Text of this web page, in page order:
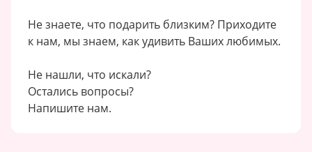
Не знаете, что подарить близким? Приходите
к нам, мы знаем, как удивить Ваших любимых.
Не нашли, что искали?
Остались вопросы?
Напишите нам.